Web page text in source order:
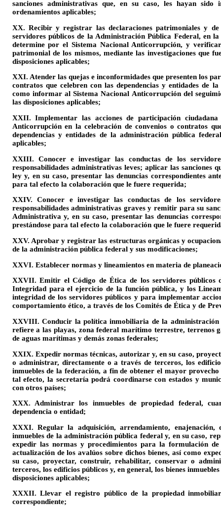
sanciones administrativas que, en su caso, les hayan sido
ordenamientos aplicables;
XX. Recibir y registrar las declaraciones patrimoniales y de
servidores públicos de la Administración Pública Federal, en
determine por el Sistema Nacional Anticorrupción, y
patrimonial de los mismos, mediante las investigaciones que
disposiciones aplicables;
XXI. Atender las quejas e inconformidades que presenten los
contratos que celebren con las dependencias y entidades de
como informar al Sistema Nacional Anticorrupción del
las disposiciones aplicables;
XXII. Implementar las acciones de participación
Anticorrupción en la celebración de convenios o contratos
dependencias y entidades de la administración pública
aplicables;
XXIII. Conocer e investigar las conductas de los
responsabilidades administrativas leves; aplicar las sanciones
ley y, en su caso, presentar las denuncias correspondientes
para tal efecto la colaboración que le fuere requerida;
XXIV. Conocer e investigar las conductas de los
responsabilidades administrativas graves y remitir para su
Administrativa y, en su caso, presentar las denuncias
prestándose para tal efecto la colaboración que le fuere
XXV. Aprobar y registrar las estructuras orgánicas y
de la administración pública federal y sus modificaciones;
XXVI. Establecer normas y lineamientos en materia de
XXVII. Emitir el Código de Ética de los servidores públicos
Integridad para el ejercicio de la función pública, y los
integridad de los servidores públicos y para implementar
comportamiento ético, a través de los Comités de Ética y de
XXVIII. Conducir la política inmobiliaria de la administración
refiere a las playas, zona federal marítimo terrestre, terrenos
de aguas marítimas y demás zonas federales;
XXIX. Expedir normas técnicas, autorizar y, en su caso,
o administrar, directamente o a través de terceros, los
inmuebles de la federación, a fin de obtener el mayor
tal efecto, la secretaría podrá coordinarse con estados y
con otros países;
XXX. Administrar los inmuebles de propiedad federal,
dependencia o entidad;
XXXI. Regular la adquisición, arrendamiento, enajenación,
inmuebles de la administración pública federal y, en su caso,
expedir las normas y procedimientos para la formulación
actualización de los avalúos sobre dichos bienes, así como
su caso, proyectar, construir, rehabilitar, conservar o
terceros, los edificios públicos y, en general, los bienes
disposiciones aplicables;
XXXII. Llevar el registro público de la propiedad
correspondiente;